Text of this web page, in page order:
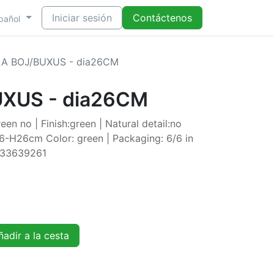
Iniciar sesión Contáctenos
BOJ/BUXUS - dia26CM
- dia26CM
no | Finish:green | Natural detail:no
H26cm Color: green | Packaging: 6/6 in
a la cesta